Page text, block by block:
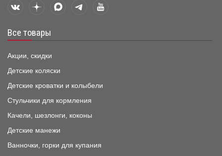
Все товары
Акции, скидки
Детские коляски
Детские кроватки и колыбели
Стульчики для кормления
Качели, шезлонги, коконы
Детские манежи
Ванночки, горки для купания